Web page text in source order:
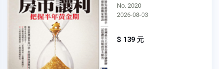
No. 2020
2026-08-03
$ 139 元